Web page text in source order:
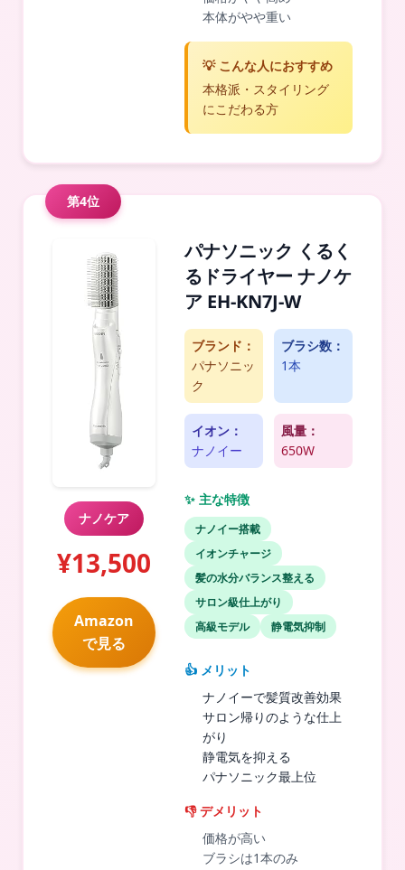
本体がやや重い
💡 こんな人におすすめ
本格派・スタイリング
にこだわる方
第4位
ナノケア
¥13,500
Amazon
で見る
パナソニック くるく
るドライヤー ナノケ
ア EH-KN7J-W
ブランド：
パナソニッ
ク
ブラシ数：
1本
イオン：
ナノイー
風量：
650W
✨ 主な特徴
ナノイー搭載
イオンチャージ
髪の水分バランス整える
サロン級仕上がり
高級モデル
静電気抑制
👍 メリット
ナノイーで髪質改善効果
サロン帰りのような仕上
がり
静電気を抑える
パナソニック最上位
👎 デメリット
価格が高い
ブラシは1本のみ